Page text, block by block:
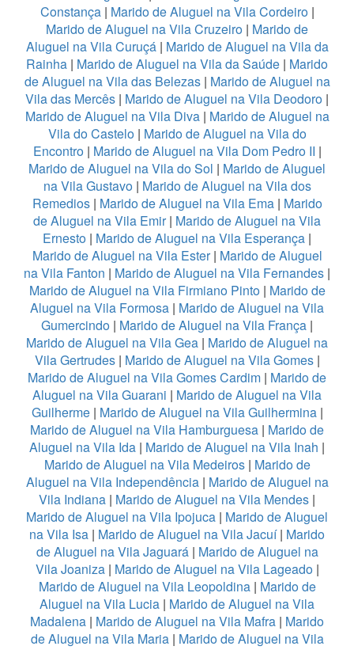
Constança| Marido de Aluguel na Vila Cordeiro|
Marido de Aluguel na Vila Cruzeiro | Marido de
Aluguel na Vila Curuçá | Marido de Aluguel na Vila da
Rainha | Marido de Aluguel na Vila da Saúde | Marido
de Aluguel na Vila das Belezas| Marido de Aluguel na
Vila das Mercês | Marido de Aluguel na Vila Deodoro |
Marido de Aluguel na Vila Diva| Marido de Aluguel na
Vila do Castelo| Marido de Aluguel na Vila do
Encontro| Marido de Aluguel na Vila Dom Pedro II |
Marido de Aluguel na Vila do Sol | Marido de Aluguel
na Vila Gustavo| Marido de Aluguel na Vila dos
Remedios| Marido de Aluguel na Vila Ema| Marido
de Aluguel na Vila Emir| Marido de Aluguel na Vila
Ernesto | Marido de Aluguel na Vila Esperança |
Marido de Aluguel na Vila Ester| Marido de Aluguel
na Vila Fanton | Marido de Aluguel na Vila Fernandes |
Marido de Aluguel na Vila Firmiano Pinto| Marido de
Aluguel na Vila Formosa | Marido de Aluguel na Vila
Gumercindo | Marido de Aluguel na Vila França |
Marido de Aluguel na Vila Gea | Marido de Aluguel na
Vila Gertrudes| Marido de Aluguel na Vila Gomes|
Marido de Aluguel na Vila Gomes Cardim | Marido de
Aluguel na Vila Guarani | Marido de Aluguel na Vila
Guilherme| Marido de Aluguel na Vila Guilhermina|
Marido de Aluguel na Vila Hamburguesa | Marido de
Aluguel na Vila Ida | Marido de Aluguel na Vila Inah |
Marido de Aluguel na Vila Medeiros| Marido de
Aluguel na Vila Independência| Marido de Aluguel na
Vila Indiana | Marido de Aluguel na Vila Mendes |
Marido de Aluguel na Vila Ipojuca | Marido de Aluguel
na Vila Isa | Marido de Aluguel na Vila Jacuí| Marido
de Aluguel na Vila Jaguará| Marido de Aluguel na
Vila Joaniza| Marido de Aluguel na Vila Lageado|
Marido de Aluguel na Vila Leopoldina| Marido de
Aluguel na Vila Lucia | Marido de Aluguel na Vila
Madalena | Marido de Aluguel na Vila Mafra | Marido
de Aluguel na Vila Maria| Marido de Aluguel na Vila